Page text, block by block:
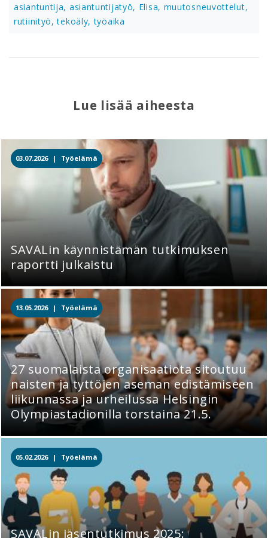
asiantuntija, asiantuntijatyö, Elisa, muutosneuvottelut,
rutiinityö,tekoäly,työaika
Lue lisää aiheesta
03.07.2026 | Työelämä
SAVALin käynnistämän tutkimuksen
raportti julkaistu
13.05.2026 | Työelämä
27 suomalaista organisaatiota sitoutuu
naisten ja tyttöjen aseman edistämiseen
liikunnassa ja urheilussa Helsingin
Olympiastadionilla torstaina 21.5.
05.02.2026 | Työelämä
SAVALin jäsentutkimus 2025: